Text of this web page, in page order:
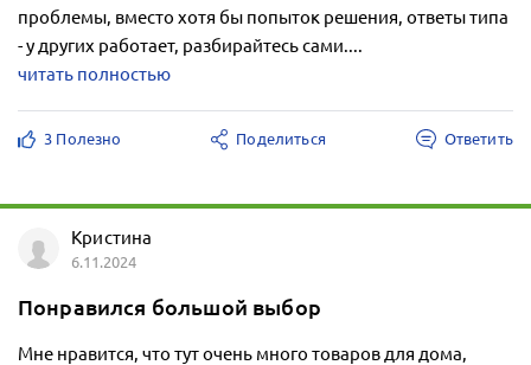
проблемы, вместо хотя бы попыток решения, ответы типа
- у других работает, разбирайтесь сами....
читать полностью
3 Полезно Поделиться Ответить
Кристина
6.11.2024
Понравился большой выбор
Мне нравится, что тут очень много товаров для дома,